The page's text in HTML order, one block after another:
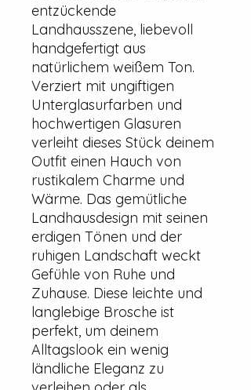
entzückende
Landhausszene, liebevoll
handgefertigt aus
natürlichem weißem Ton.
Verziert mit ungiftigen
Unterglasurfarben und
hochwertigen Glasuren
verleiht dieses Stück deinem
Outfit einen Hauch von
rustikalem Charme und
Wärme. Das gemütliche
Landhausdesign mit seinen
erdigen Tönen und der
ruhigen Landschaft weckt
Gefühle von Ruhe und
Zuhause. Diese leichte und
langlebige Brosche ist
perfekt, um deinem
Alltagslook ein wenig
ländliche Eleganz zu